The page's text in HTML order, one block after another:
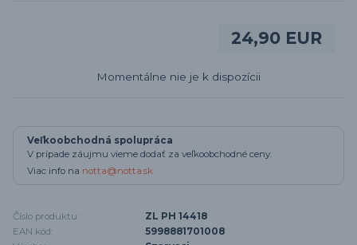
24,90 EUR
Momentálne nie je k dispozícii
Veľkoobchodná spolupráca
V prípade záujmu vieme dodať za veľkoobchodné ceny.
Viac info na notta@notta.sk
Číslo produktu:
ZL PH 14418
EAN kód:
5998881701008